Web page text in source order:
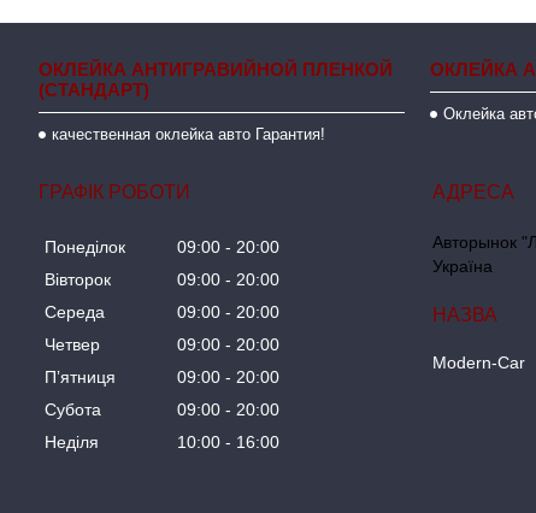
ОКЛЕЙКА АНТИГРАВИЙНОЙ ПЛЕНКОЙ
(СТАНДАРТ)
качественная оклейка авто Гарантия!
ОКЛЕЙКА
Оклейка
ГРАФІК РОБОТИ
Понеділок 09:00
20:00
Вівторок
09:00
20:00
Середа
09:00
20:00
Четвер
09:00
20:00
Пʼятниця
09:00
20:00
Субота
09:00
20:00
Неділя
10:00 16:00
Авторынок
Україна
Modern-Car